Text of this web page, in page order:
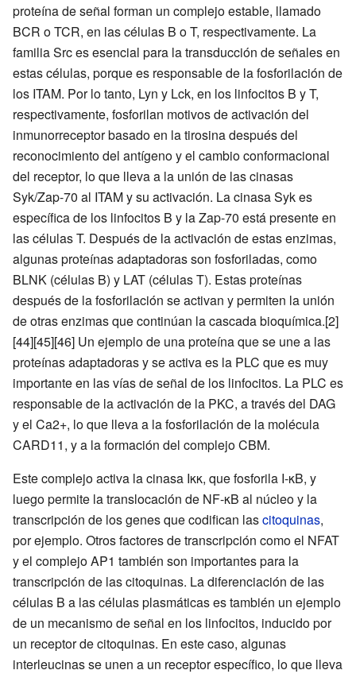
proteína de señal forman un complejo estable, llamado
BCR o TCR, en las células B o T, respectivamente. La
familia Src es esencial para la transducción de señales en
estas células, porque es responsable de la fosforilación de
los ITAM. Por lo tanto, Lyn y Lck, en los linfocitos B y T,
respectivamente, fosforilan motivos de activación del
inmunorreceptor basado en la tirosina después del
reconocimiento del antígeno y el cambio conformacional
del receptor, lo que lleva a la unión de las cinasas
Syk/Zap-70 al ITAM y su activación. La cinasa Syk es
específica de los linfocitos B y la Zap-70 está presente en
las células T. Después de la activación de estas enzimas,
algunas proteínas adaptadoras son fosforiladas, como
BLNK (células B) y LAT (células T). Estas proteínas
después de la fosforilación se activan y permiten la unión
de otras enzimas que continúan la cascada bioquímica.[2]
[44][45][46] Un ejemplo de una proteína que se une a las
proteínas adaptadoras y se activa es la PLC que es muy
importante en las vías de señal de los linfocitos. La PLC es
responsable de la activación de la PKC, a través del DAG
y el Ca2+, lo que lleva a la fosforilación de la molécula
CARD11, y a la formación del complejo CBM.
Este complejo activa la cinasa Iκκ, que fosforila I-κB, y
luego permite la translocación de NF-κB al núcleo y la
transcripción de los genes que codifican lascitoquinas,
por ejemplo. Otros factores de transcripción como el NFAT
y el complejo AP1 también son importantes para la
transcripción de las citoquinas. La diferenciación de las
células B a las células plasmáticas es también un ejemplo
de un mecanismo de señal en los linfocitos, inducido por
un receptor de citoquinas. En este caso, algunas
interleucinas se unen a un receptor específico, lo que lleva